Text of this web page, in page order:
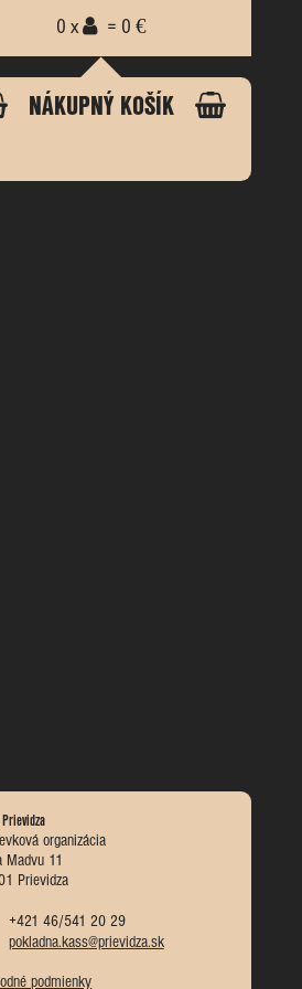
0 x = 0 €
NÁKUPNÝ KOŠÍK
Prievidza
organizácia
Madvu 11
Prievidza
+421 46/541 20 29
pokladna.kass@prievidza.sk
podmienky